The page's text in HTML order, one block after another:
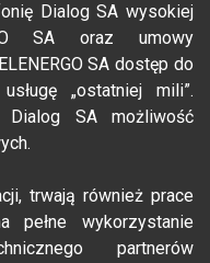
Dialog SA wysokiej
SA oraz umowy
SA dostęp do
„ostatniej mili”.
SA możliwość
trwają również prace
pełne wykorzystanie
partnerów